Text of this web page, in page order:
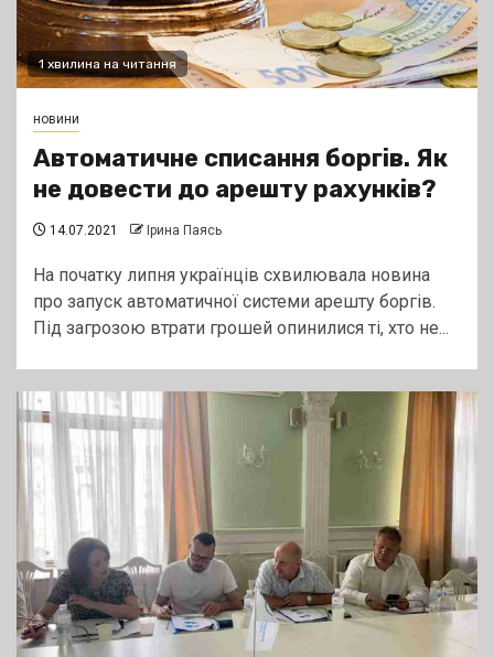
1 хвилина на читання
новини
Автоматичне списання боргів. Як
не довести до арешту рахунків?
14.07.2021 Ірина Паясь
На початку липня українців схвилювала новина
про запуск автоматичної системи арешту боргів.
Під загрозою втрати грошей опинилися ті, хто не...